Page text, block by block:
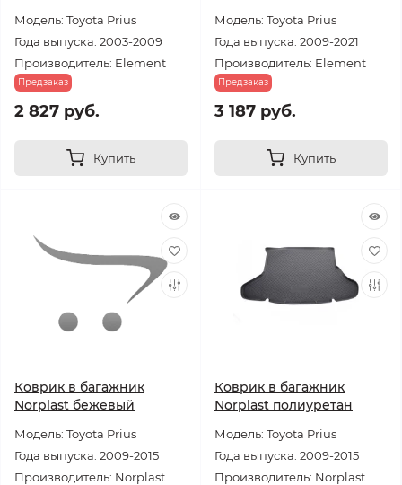
Модель: Toyota Prius
Года выпуска: 2003-2009
Производитель: Element
Предзаказ
2 827 руб.
Купить
Модель: Toyota Prius
Года выпуска: 2009-2021
Производитель: Element
Предзаказ
3 187 руб.
Купить
Коврик в багажник
Norplast бежевый
Модель: Toyota Prius
Года выпуска: 2009-2015
Производитель: Norplast
Коврик в багажник
Norplast полиуретан
Модель: Toyota Prius
Года выпуска: 2009-2015
Производитель: Norplast